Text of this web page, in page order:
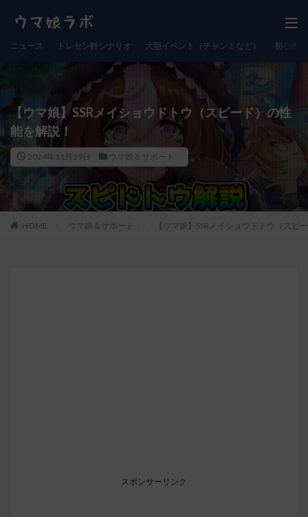
ニュース トレセン軒シナリオ 大型イベント（チャンミなど） 初心者
【ウマ娘】SSRメイショウドトウ（スピード）の性
能を解説！
2024年11月29日 ウマ娘＆サポート
HOME ウマ娘＆サポート 【ウマ娘】SSRメイショウドトウ（スピ
スポンサーリンク